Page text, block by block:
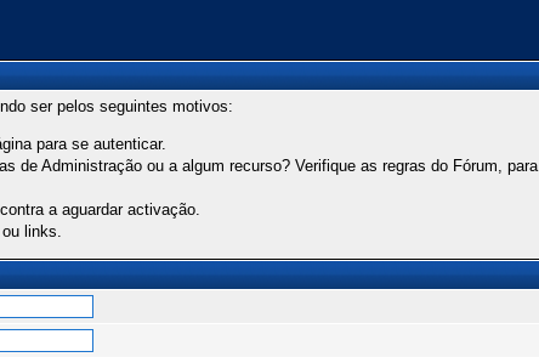
ser pelos seguintes motivos:
para se autenticar.
de Administração ou a algum recurso? Verifique as regras do Fórum, para
a aguardar activação.
links.